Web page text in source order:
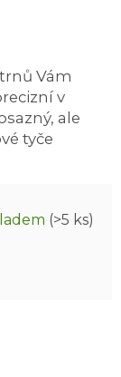
(>5 ks)
Vám
v
ale
tyče